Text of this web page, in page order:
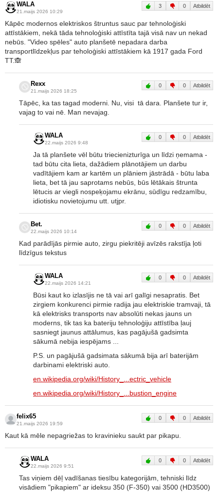
WALA
21.maijs 2026 10:29
3 0 Atbildēt
Kāpēc modernos elektriskos štruntus sauc par tehnoloģiski
attīstākiem, nekā tāda tehnoloģiski attīstīta tajā visā nav un nekad
nebūs. "Video spēles" auto planšetē nepadara darba
transportlīdzekļus par teholoģiski attīstākiem kā 1917 gada Ford
TT.🙈
Rexx
21.maijs 2026 18:25
0 0 Atbildēt
Tāpēc, ka tas tagad moderni. Nu, visi tā dara. Planšete tur ir,
vajag to vai nē. Man nevajag.
WALA
22.maijs 2026 9:48
0 0 Atbildēt
Ja tā planšete vēl būtu triecienizturīga un līdzi ņemama -
tad būtu cita lieta, dažādiem plānotājiem un darbu
vadītājiem kam ar kartēm un plāniem jāstrādā - būtu laba
lieta, bet tā jau saprotams nebūs, būs lētākais štrunta
lētucis ar viegli nospeķojamu ekrānu, sūdīgu redzamību,
idiotisku novietojumu utt. utjpr.
Bet.
22.maijs 2026 10:14
0 0 Atbildēt
Kad parādījās pirmie auto, zirgu piekritēji avīzēs rakstīja ļoti
līdzīgus tekstus
WALA
22.maijs 2026 14:21
0 0 Atbildēt
Būsi kaut ko izlasījis ne tā vai arī galīgi nesapratis. Bet
zirgiem konkurenci pirmie radija jau elektriskie tramvaji, tā
kā elektrisks transports nav absolūti nekas jauns un
moderns, tik tas ka bateriju tehnoloģiju attīstība ļauj
sasniegt jaunus attālumus, kas pagājušā gadsimta
sākumā nebija iespējams ...
P.S. un pagājušā gadsimata sākumā bija arī baterijām
darbinami elektriski auto.
en.wikipedia.org/wiki/History_...ectric_vehicle
en.wikipedia.org/wiki/History_...bustion_engine
felix65
21.maijs 2026 19:59
0 0 Atbildēt
Kaut kā mēle nepagriežas to kravinieku saukt par pikapu.
WALA
22.maijs 2026 9:51
0 0 Atbildēt
Tas viņiem dēļ vadīšanas tiesību kategorijām, tehniski līdz
visādiem "pikapiem" ar ideksu 350 (F-350) vai 3500 (HD3500)